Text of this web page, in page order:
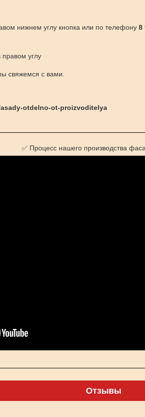
нижнем углу кнопка или по телефону 8
углу
свяжемся с вами.
otdelno-ot-proizvoditelya
✅ Процесс нашего производства
Отзывы